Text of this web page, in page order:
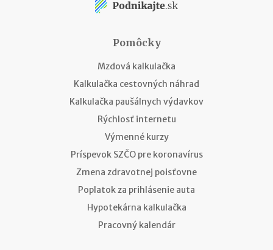
Pomôcky
Mzdová kalkulačka
Kalkulačka cestovných náhrad
Kalkulačka paušálnych výdavkov
Rýchlosť internetu
Výmenné kurzy
Príspevok SZČO pre koronavírus
Zmena zdravotnej poisťovne
Poplatok za prihlásenie auta
Hypotekárna kalkulačka
Pracovný kalendár